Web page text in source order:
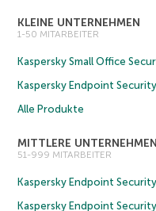
KLEINE UNTERNEHMEN
1-50 MITARBEITER
Kaspersky Small Office
Kaspersky Endpoint
Alle Produkte
MITTLERE UNTERNEHMEN
51-999 MITARBEITER
Kaspersky Endpoint
Kaspersky Endpoint